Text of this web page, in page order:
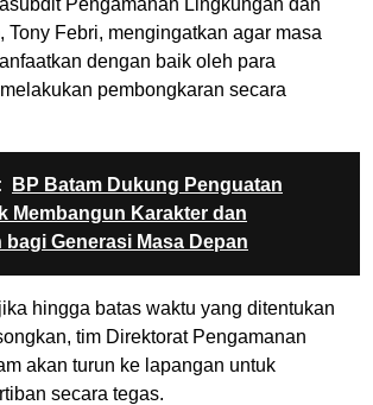
Tony Febri, mengingatkan agar masa
dengan baik oleh para
pembongkaran secara
BP Batam Dukung Penguatan
Membangun Karakter dan
bagi Generasi Masa Depan
hingga batas waktu yang ditentukan
tim Direktorat Pengamanan
akan turun ke lapangan untuk
secara tegas.